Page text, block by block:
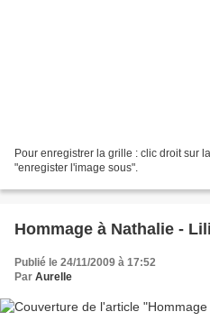
Pour enregistrer la grille : clic droit sur
"enregister l'image sous".
Hommage à Nathalie -
Publié le 24/11/2009 à 17:52
Par Aurelle